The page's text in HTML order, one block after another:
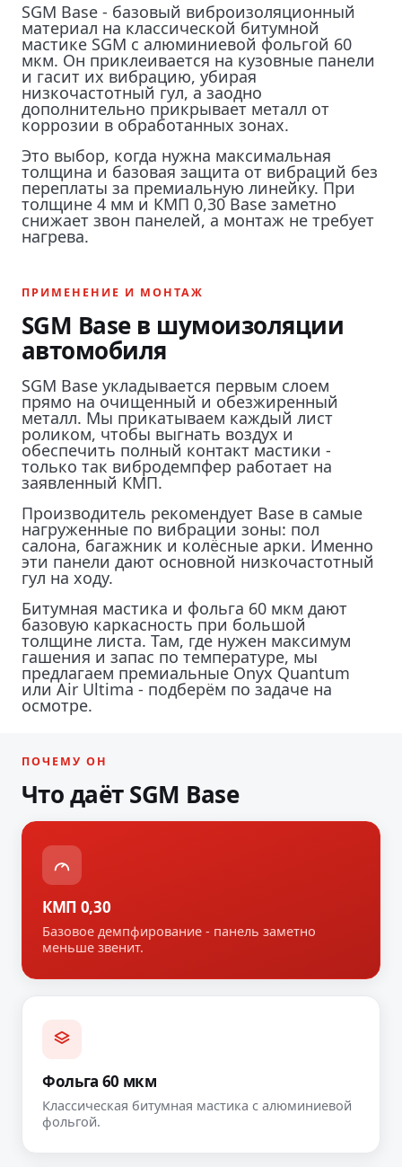
SGM Base - базовый виброизоляционный
материал на классической битумной
мастике SGM с алюминиевой фольгой 60
мкм. Он приклеивается на кузовные панели
и гасит их вибрацию, убирая
низкочастотный гул, а заодно
дополнительно прикрывает металл от
коррозии в обработанных зонах.
Это выбор, когда нужна максимальная
толщина и базовая защита от вибраций без
переплаты за премиальную линейку. При
толщине 4 мм и КМП 0,30 Base заметно
снижает звон панелей, а монтаж не требует
нагрева.
ПРИМЕНЕНИЕ И МОНТАЖ
SGM Base в шумоизоляции
автомобиля
SGM Base укладывается первым слоем
прямо на очищенный и обезжиренный
металл. Мы прикатываем каждый лист
роликом, чтобы выгнать воздух и
обеспечить полный контакт мастики -
только так вибродемпфер работает на
заявленный КМП.
Производитель рекомендует Base в самые
нагруженные по вибрации зоны: пол
салона, багажник и колёсные арки. Именно
эти панели дают основной низкочастотный
гул на ходу.
Битумная мастика и фольга 60 мкм дают
базовую каркасность при большой
толщине листа. Там, где нужен максимум
гашения и запас по температуре, мы
предлагаем премиальные Onyx Quantum
или Air Ultima - подберём по задаче на
осмотре.
ПОЧЕМУ ОН
Что даёт SGM Base
КМП 0,30
Базовое демпфирование - панель заметно
меньше звенит.
Фольга 60 мкм
Классическая битумная мастика с алюминиевой
фольгой.